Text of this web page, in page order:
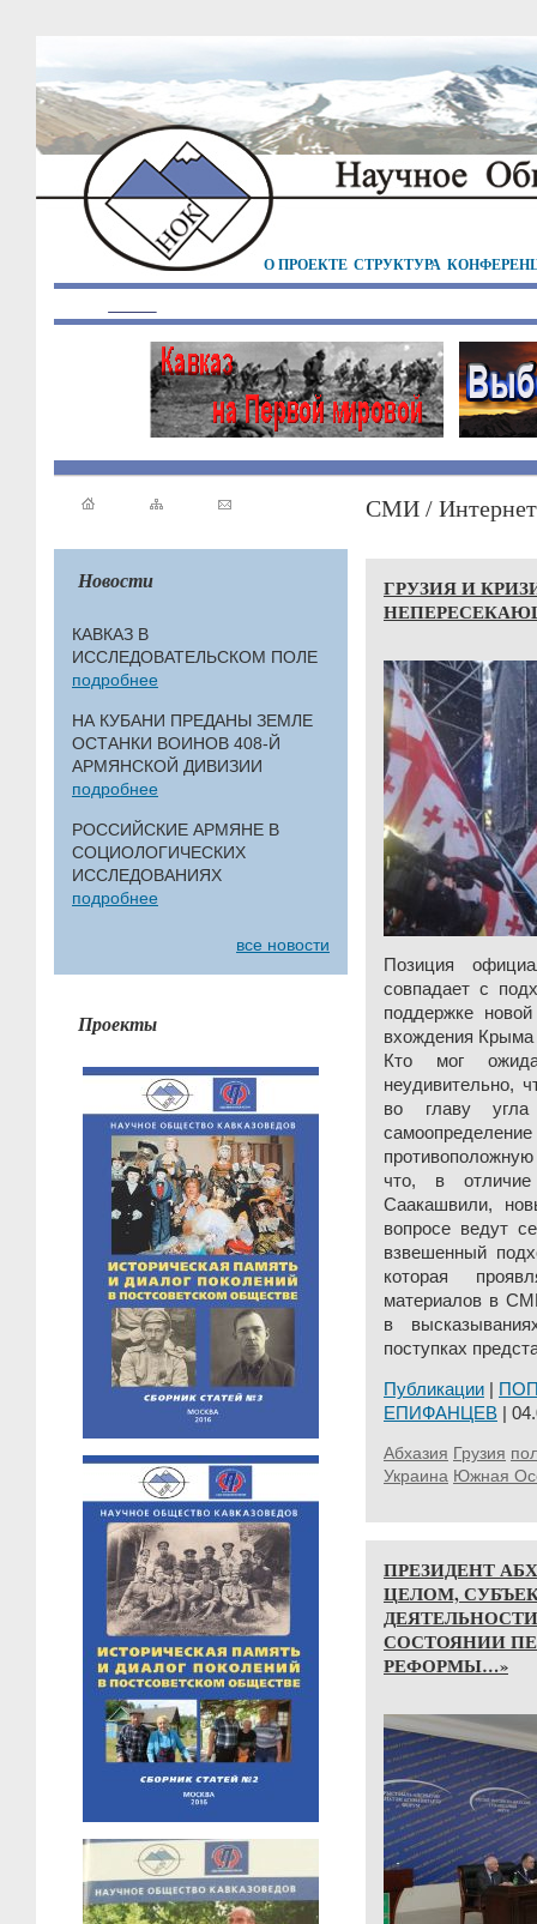
О ПРОЕКТЕ СТРУКТУРА
Новости
КАВКАЗ В
ИССЛЕДОВАТЕЛЬСКОМ ПОЛЕ
подробнее
НА КУБАНИ ПРЕДАНЫ ЗЕМЛЕ
ОСТАНКИ ВОИНОВ 408-Й
АРМЯНСКОЙ ДИВИЗИИ
подробнее
РОССИЙСКИЕ АРМЯНЕ В
СОЦИОЛОГИЧЕСКИХ
ИССЛЕДОВАНИЯХ
подробнее
все новости
Проекты
СМИ / Интернет
ГРУЗИЯ И
Позиция
совпадает с
поддержке
вхождения Крыма
Кто мог
неудивительно,
во главу
что, в отличие
Саакашвили,
вопросе ведут
взвешенный
которая
материалов в
в
поступках
Публикации
ЕПИФАНЦЕВ |
Абхазия Грузия
Украина Южная
ПРЕЗИДЕНТ
ЦЕЛОМ,
СОСТОЯНИИ
РЕФОРМЫ…»